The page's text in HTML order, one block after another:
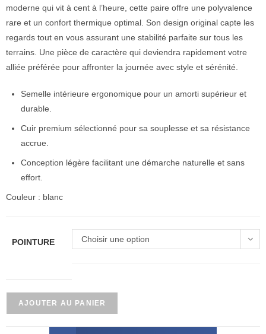
moderne qui vit à cent à l’heure, cette paire offre une polyvalence
rare et un confort thermique optimal. Son design original capte les
regards tout en vous assurant une stabilité parfaite sur tous les
terrains. Une pièce de caractère qui deviendra rapidement votre
alliée préférée pour affronter la journée avec style et sérénité.
Semelle intérieure ergonomique pour un amorti supérieur et
durable.
Cuir premium sélectionné pour sa souplesse et sa résistance
accrue.
Conception légère facilitant une démarche naturelle et sans
effort.
Couleur : blanc
POINTURE Choisir une option
AJOUTER AU PANIER